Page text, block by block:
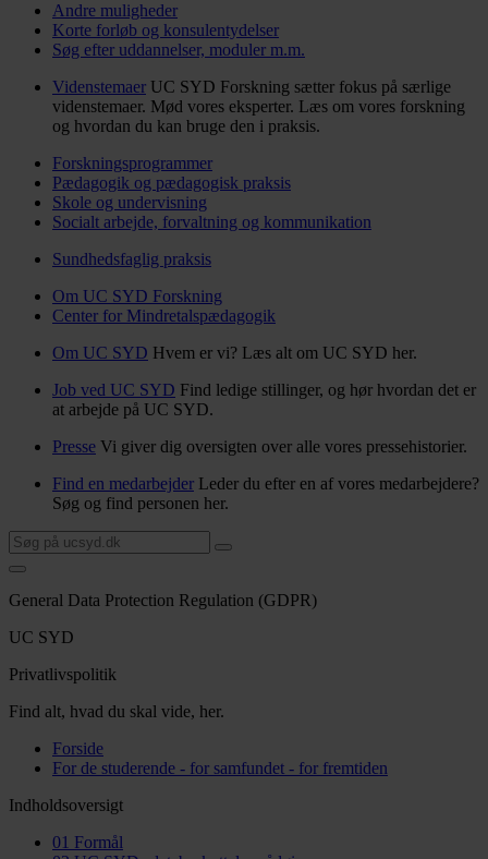
Andre muligheder
Korte forløb og konsulentydelser
Søg efter uddannelser, moduler m.m.
Videnstemaer UC SYD Forskning sætter fokus på særlige
videnstemaer. Mød vores eksperter. Læs om vores forskning
og hvordan du kan bruge den i praksis.
Forskningsprogrammer
Pædagogik og pædagogisk praksis
Skole og undervisning
Socialt arbejde, forvaltning og kommunikation
Sundhedsfaglig praksis
Om UC SYD Forskning
Center for Mindretalspædagogik
Om UC SYD Hvem er vi? Læs alt om UC SYD her.
Job ved UC SYD Find ledige stillinger, og hør hvordan det er
at arbejde på UC SYD.
Presse Vi giver dig oversigten over alle vores pressehistorier.
Find en medarbejder Leder du efter en af vores medarbejdere?
Søg og find personen her.
General Data Protection Regulation (GDPR)
UC SYD
Privatlivspolitik
Find alt, hvad du skal vide, her.
Forside
For de studerende - for samfundet - for fremtiden
Indholdsoversigt
01 Formål